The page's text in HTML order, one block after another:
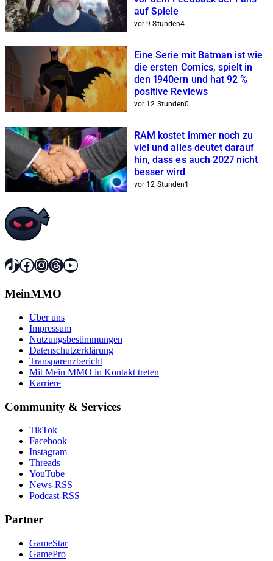
auf Spiele
vor 9 Stunden4
Eine Serie mit Batman ist wie
die ersten Comics, spielt in
den 1940ern und hat 92 %
positive Reviews
vor 12 Stunden0
RAM kostet immer noch zu
viel und alles deutet darauf
hin, dass es auch 2027 nicht
besser wird
vor 12 Stunden1
TikTok
Facebook
Instagram
Threads
YouTube
MeinMMO
Über uns
Impressum
Nutzungsbestimmungen
Datenschutzerklärung
Transparenzbericht
Mit Mein MMO in Kontakt treten
Karriere
Community & Services
TikTok
Facebook
Instagram
Threads
YouTube
News-RSS
Podcast-RSS
Partner
GameStar
GamePro